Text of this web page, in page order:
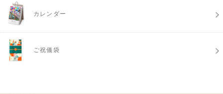
カレンダー
ご祝儀袋